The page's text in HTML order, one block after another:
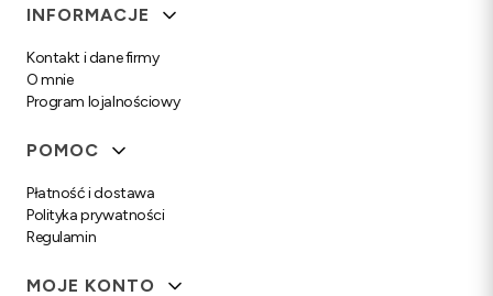
Linki w stopce
INFORMACJE
Kontakt i dane firmy
O mnie
Program lojalnościowy
POMOC
Płatność i dostawa
Polityka prywatności
Regulamin
MOJE KONTO